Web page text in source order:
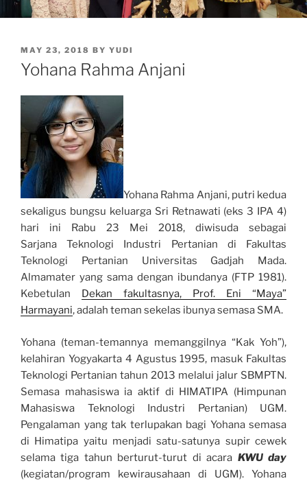
POSTED
ON
MAY 23, 2018 BY YUDI
Yohana Rahma Anjani
Yohana Rahma Anjani, putri kedua
sekaligus bungsu keluarga Sri Retnawati (eks 3 IPA 4)
hari ini Rabu 23 Mei 2018, diwisuda sebagai
Sarjana Teknologi Industri Pertanian di Fakultas
Teknologi Pertanian Universitas Gadjah Mada.
Almamater yang sama dengan ibundanya (FTP 1981).
Kebetulan Dekan fakultasnya, Prof. Eni “Maya”
Harmayani, adalah teman sekelas ibunya semasa SMA.
Yohana (teman-temannya memanggilnya “Kak Yoh”),
kelahiran Yogyakarta 4 Agustus 1995, masuk Fakultas
Teknologi Pertanian tahun 2013 melalui jalur SBMPTN.
Semasa mahasiswa ia aktif di HIMATIPA (Himpunan
Mahasiswa Teknologi Industri Pertanian) UGM.
Pengalaman yang tak terlupakan bagi Yohana semasa
di Himatipa yaitu menjadi satu-satunya supir cewek
selama tiga tahun berturut-turut di acara KWU day
(kegiatan/program kewirausahaan di UGM). Yohana